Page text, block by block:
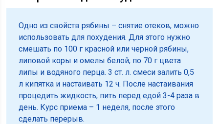
Одно из свойств рябины – снятие отеков, можно
использовать для похудения. Для этого нужно
смешать по 100 г красной или черной рябины,
липовой коры и омелы белой, по 70 г цвета
липы и водяного перца. 3 ст. л. смеси залить 0,5
л кипятка и настаивать 12 ч. После настаивания
процедить жидкость, пить перед едой 3-4 раза в
день. Курс приема – 1 неделя, после этого
сделать перерыв.